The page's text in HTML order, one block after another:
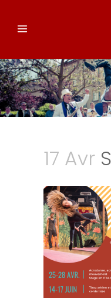
17 Avr